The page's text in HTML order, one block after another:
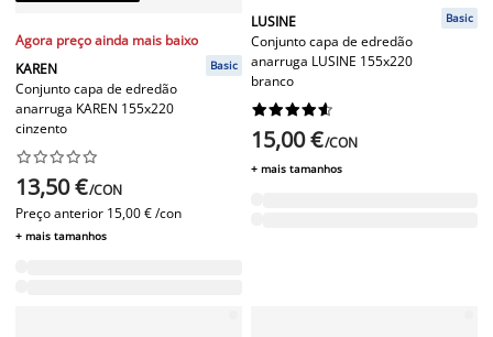
Agora preço ainda mais baixo
KAREN
Conjunto capa de edredão
anarruga KAREN 155x220
cinzento
Basic






13,50 €/CON
Preço anterior 15,00 € /con
+ mais tamanhos
LUSINE
Conjunto capa de edredão
anarruga LUSINE 155x220
branco
Basic






15,00 €/CON
+ mais tamanhos